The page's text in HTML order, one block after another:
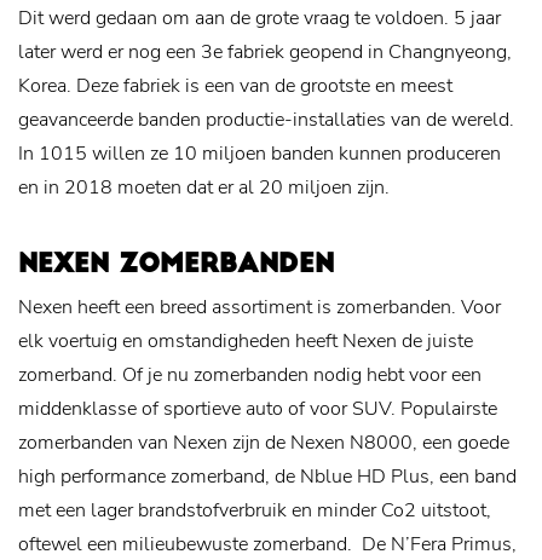
Dit werd gedaan om aan de grote vraag te voldoen. 5 jaar
later werd er nog een 3e fabriek geopend in Changnyeong,
Korea. Deze fabriek is een van de grootste en meest
geavanceerde banden productie-installaties van de wereld.
In 1015 willen ze 10 miljoen banden kunnen produceren
en in 2018 moeten dat er al 20 miljoen zijn.
NEXEN ZOMERBANDEN
Nexen heeft een breed assortiment is zomerbanden. Voor
elk voertuig en omstandigheden heeft Nexen de juiste
zomerband. Of je nu zomerbanden nodig hebt voor een
middenklasse of sportieve auto of voor SUV. Populairste
zomerbanden van Nexen zijn de Nexen N8000, een goede
high performance zomerband, de Nblue HD Plus, een band
met een lager brandstofverbruik en minder Co2 uitstoot,
oftewel een milieubewuste zomerband. De N’Fera Primus,